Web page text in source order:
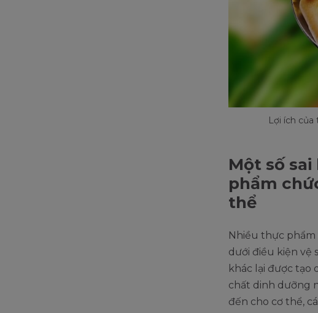
Lợi ích
Một số
phẩm
thể
Nhiều thực
dưới điều kiện vệ
khác lại được tạo
chất dinh dưỡng
đến cho cơ thể,